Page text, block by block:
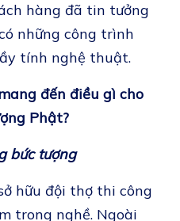
hàng đã tin tưởng
những công trình
tính nghệ thuật.
đến điều gì cho
Phật?
bức tượng
hữu đội thợ thi công
trong nghề. Ngoài